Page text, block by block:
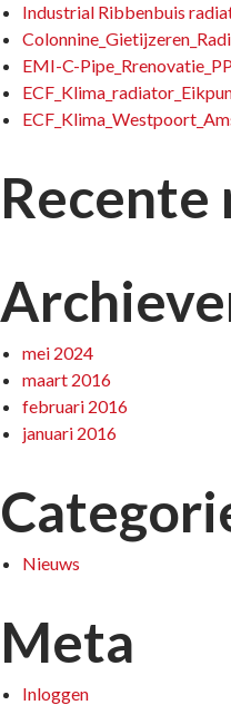
Industrial Ribbenbuis
EMI-C-
Recente
mei 2024
maart 2016
februari 2016
januari 2016
Nieuws
Meta
Inloggen